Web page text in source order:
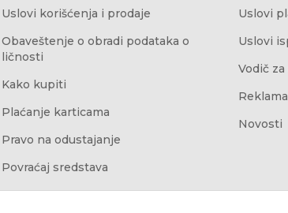
Uslovi korišćenja i prodaje
Obaveštenje o obradi podataka o
ličnosti
Kako kupiti
Plaćanje karticama
Pravo na odustajanje
Povraćaj sredstava
Najčešća pitanja
Uslovi
Uslovi
Vodič
Novosti